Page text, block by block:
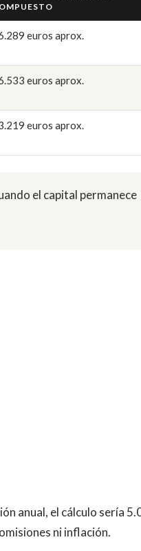
euros aprox.
euros aprox.
euros aprox.
el capital permanece
anual, el cálculo sería
ni inflación.